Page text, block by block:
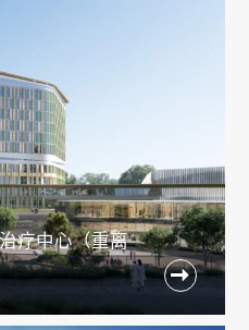
疗中心（重离
